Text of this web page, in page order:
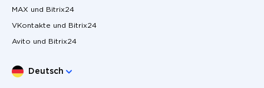
MAX und Bitrix24
VKontakte und Bitrix24
Avito und Bitrix24
Sprache wählen
Deutsch